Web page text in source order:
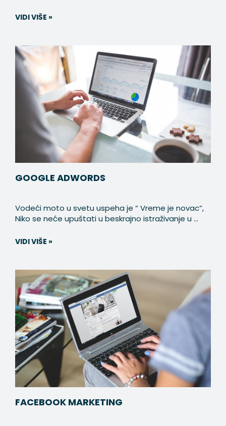
VIDI VIŠE »
GOOGLE ADWORDS
Vodeći moto u svetu uspeha je “ Vreme je novac”,
Niko se neće upuštati u beskrajno istraživanje u ...
VIDI VIŠE »
FACEBOOK MARKETING